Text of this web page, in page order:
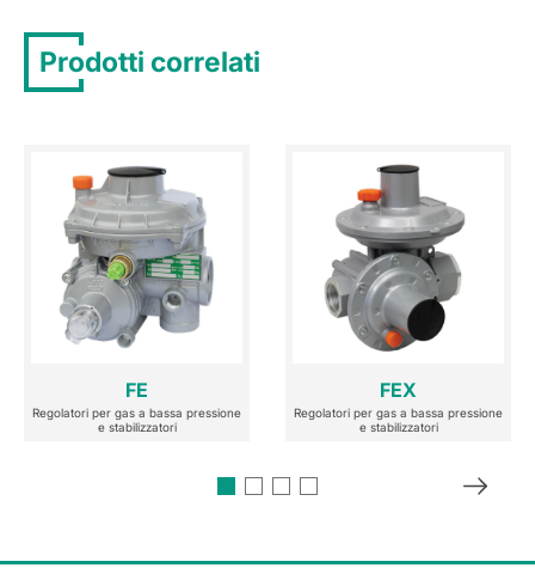
Prodotti correlati
FE
Regolatori per gas a bassa pressione
e stabilizzatori
FEX
Regolatori per gas a bassa pressione
e stabilizzatori